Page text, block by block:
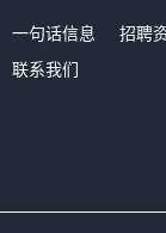
一句话信息 招聘
联系我们